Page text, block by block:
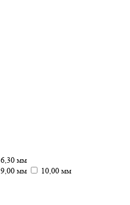
6,30 мм
9,00 мм
10,00 мм